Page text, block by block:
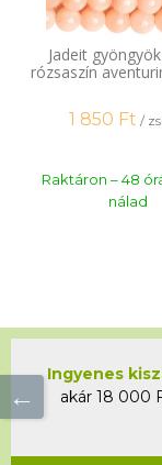
Jadeit
rózsaszín
1 850 Ft /
Raktáron – 48
nálad
Ingyenes
akár 18 000